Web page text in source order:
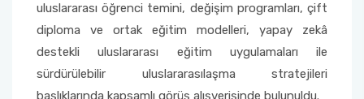
uluslararası öğrenci temini, değişim programları, çift
diploma ve ortak eğitim modelleri, yapay zekâ
destekli uluslararası eğitim uygulamaları ile
sürdürülebilir uluslararasılaşma stratejileri
başlıklarında kapsamlı görüş alışverişinde bulunuldu.
Ziraat Fakültesi